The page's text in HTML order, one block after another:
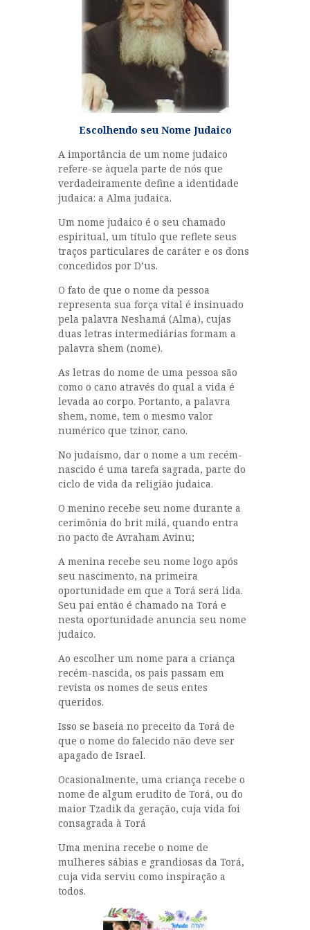
CURIOSIDADES
MULHERES
RABINO GLOIBER
NOSSOS REBES
HISTÓRIAS DE
TZADIKIM
GUEULÁ
MENSAGENS DO
RABINO
INÍCIO
Escolhendo seu Nome Judaico
A importância de um nome judaico
refere-se àquela parte de nós que
verdadeiramente define a identidade
judaica: a Alma judaica.
Um nome judaico é o seu chamado
espiritual, um título que reflete seus
traços particulares de caráter e os dons
concedidos por D’us.
O fato de que o nome da pessoa
representa sua força vital é insinuado
pela palavra Neshamá (Alma), cujas
duas letras intermediárias formam a
palavra shem (nome).
As letras do nome de uma pessoa são
como o cano através do qual a vida é
levada ao corpo. Portanto, a palavra
shem, nome, tem o mesmo valor
numérico que tzinor, cano.
No judaísmo, dar o nome a um recém-
nascido é uma tarefa sagrada, parte do
ciclo de vida da religião judaica.
O menino recebe seu nome durante a
cerimônia do brit milá, quando entra
no pacto de Avraham Avinu;
A menina recebe seu nome logo após
seu nascimento, na primeira
oportunidade em que a Torá será lida.
Seu pai então é chamado na Torá e
nesta oportunidade anuncia seu nome
judaico.
Ao escolher um nome para a criança
recém-nascida, os pais passam em
revista os nomes de seus entes
queridos.
Isso se baseia no preceito da Torá de
que o nome do falecido não deve ser
apagado de Israel.
Ocasionalmente, uma criança recebe o
nome de algum erudito de Torá, ou do
maior Tzadik da geração, cuja vida foi
consagrada à Torá
Uma menina recebe o nome de
mulheres sábias e grandiosas da Torá,
cuja vida serviu como inspiração a
todos.